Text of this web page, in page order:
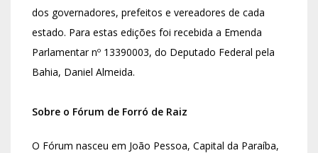
dos governadores, prefeitos e vereadores de cada
estado. Para estas edições foi recebida a Emenda
Parlamentar nº 13390003, do Deputado Federal pela
Bahia, Daniel Almeida.
Sobre o Fórum de Forró de Raiz
O Fórum nasceu em João Pessoa, Capital da Paraíba,